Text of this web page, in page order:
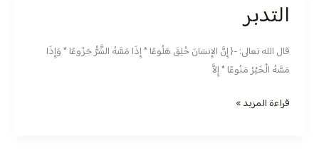
التدبر
قال الله تعالى: -{ إِنَّ الإِنسَانَ خُلِقَ هَلُوعًا * إِذَا مَسَّهُ الشَّرُّ جَزُوعًا * وَإِذَا
مَسَّهُ الْخَيْرُ مَنُوعًا * إِلاَّ
التدبر
قراءة المزيد »